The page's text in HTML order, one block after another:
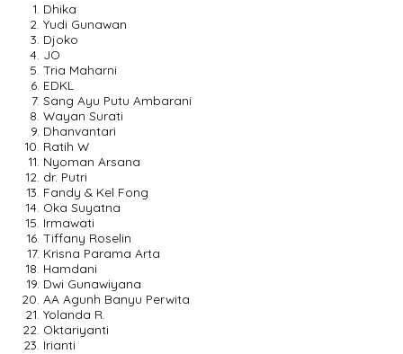
Dhika
Yudi Gunawan
Djoko
JO
Tria Maharni
EDKL
Sang Ayu Putu Ambarani
Wayan Surati
Dhanvantari
Ratih W
Nyoman Arsana
dr. Putri
Fandy & Kel Fong
Oka Suyatna
Irmawati
Tiffany Roselin
Krisna Parama Arta
Hamdani
Dwi Gunawiyana
AA Agunh Banyu Perwita
Yolanda R.
Oktariyanti
Irianti